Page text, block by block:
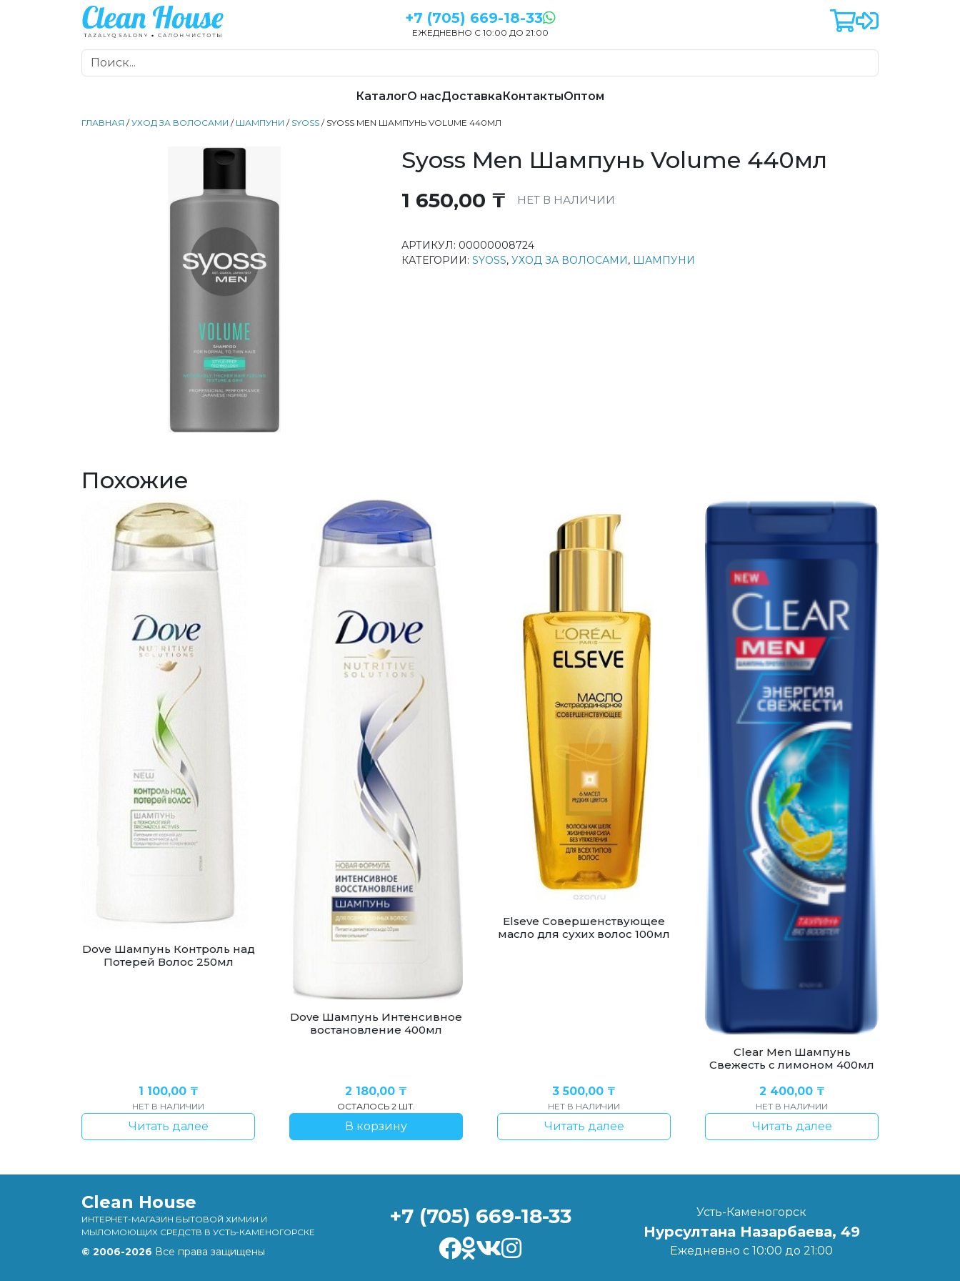
+7 (705) 669-18-33
ЕЖЕДНЕВНО С 10:00 ДО 21:00
КаталогО насДоставкаКонтактыОптом
ГЛАВНАЯ /УХОД ЗА ВОЛОСАМИ / ШАМПУНИ / SYOSS / SYOSS MEN ШАМПУНЬ VOLUME 440МЛ
Syoss Men Шампунь Volume 440мл
1 650,00 ₸ НЕТ В НАЛИЧИИ
АРТИКУЛ: 00000008724
КАТЕГОРИИ: SYOSS, УХОД ЗА ВОЛОСАМИ, ШАМПУНИ
Похожие
Dove Шампунь Контроль над
Потерей Волос 250мл
1 100,00 ₸
НЕТ В НАЛИЧИИ
Читать далее
Dove Шампунь Интенсивное
востановление 400мл
2 180,00 ₸
ОСТАЛОСЬ 2 ШТ.
В корзину
Elseve Cовершенствующее
масло для сухих волос 100мл
3 500,00 ₸
НЕТ В НАЛИЧИИ
Читать далее
Clear Men Шампунь
Свежесть с лимоном 400мл
2 400,00 ₸
НЕТ В НАЛИЧИИ
Читать далее
Clean House
ИНТЕРНЕТ-МАГАЗИН БЫТОВОЙ ХИМИИ И
МЫЛОМОЮЩИХ СРЕДСТВ В УСТЬ-КАМЕНОГОРСКЕ
© 2006-2026 Все права защищены
+7 (705) 669-18-33 Усть-Каменогорск
Нурсултана Назарбаева, 49
Ежедневно с 10:00 до 21:00